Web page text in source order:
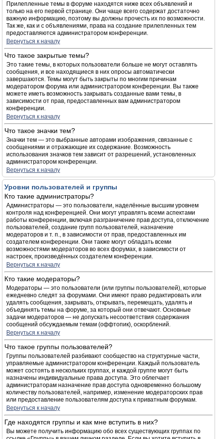
Прилепленные темы в форуме находятся ниже всех объявлений и
только на его первой странице. Они чаще всего содержат достаточно
важную информацию, поэтому вы должны прочесть их по возможности.
Так же, как и с объявлениями, права на создание прилепленных тем
предоставляются администратором конференции.
Вернуться к началу
Что такое закрытые темы?
Это такие темы, в которых пользователи больше не могут оставлять
сообщения, и все находящиеся в них опросы автоматически
завершаются. Темы могут быть закрыты по многим причинам
модератором форума или администратором конференции. Вы также
можете иметь возможность закрывать созданные вами темы, в
зависимости от прав, предоставленных вам администратором
конференции.
Вернуться к началу
Что такое значки тем?
Значки тем — это выбранные авторами изображения, связанные с
сообщениями и отражающие их содержание. Возможность
использования значков тем зависит от разрешений, установленных
администратором конференции.
Вернуться к началу
Уровни пользователей и группы
Кто такие администраторы?
Администраторы — это пользователи, наделённые высшим уровнем
контроля над конференцией. Они могут управлять всеми аспектами
работы конференции, включая разграничение прав доступа, отключение
пользователей, создание групп пользователей, назначение
модераторов и т. п., в зависимости от прав, предоставленных им
создателем конференции. Они также могут обладать всеми
возможностями модераторов во всех форумах, в зависимости от
настроек, произведённых создателем конференции.
Вернуться к началу
Кто такие модераторы?
Модераторы — это пользователи (или группы пользователей), которые
ежедневно следят за форумами. Они имеют право редактировать или
удалять сообщения, закрывать, открывать, перемещать, удалять и
объединять темы на форуме, за который они отвечают. Основные
задачи модераторов — не допускать несоответствия содержания
сообщений обсуждаемым темам (оффтопик), оскорблений.
Вернуться к началу
Что такое группы пользователей?
Группы пользователей разбивают сообщество на структурные части,
управляемые администратором конференции. Каждый пользователь
может состоять в нескольких группах, и каждой группе могут быть
назначены индивидуальные права доступа. Это облегчает
администраторам назначение прав доступа одновременно большому
количеству пользователей, например, изменение модераторских прав
или предоставление пользователям доступа к приватным форумам.
Вернуться к началу
Где находятся группы и как мне вступить в них?
Вы можете получить информацию обо всех существующих группах по